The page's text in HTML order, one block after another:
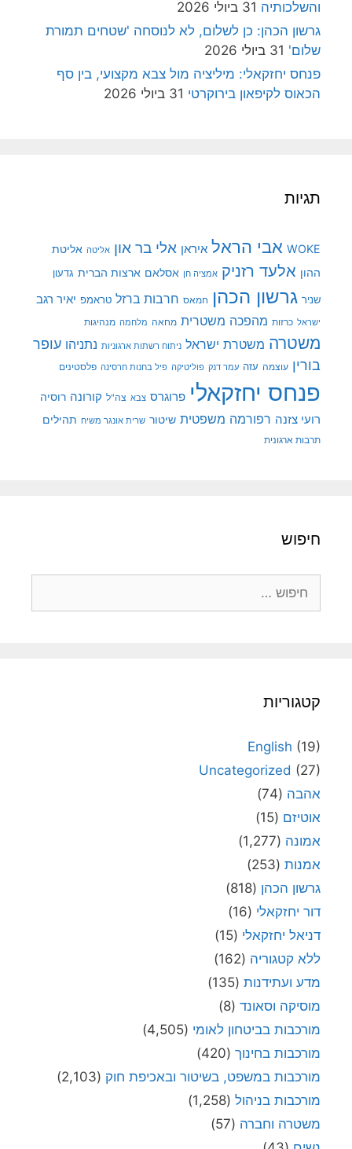
והשלכותיה 31 ביולי 2026
גרשון הכהן: כן לשלום, לא לנוסחה 'שטחים תמורת
שלום' 31 ביולי 2026
פנחס יחזקאלי: מיליציה מול צבא מקצועי, בין סף
הכאוס לקיפאון בירוקרטי 31 ביולי 2026
תגיות
WOKE אבי הראל איראן אלי בר און אליטה אליטת
ההון אלעד רזניק אמציה חן אסלאם ארצות הברית גדעון
שניר גרשון הכהן חמאס חרבות ברזל טראמפ יאיר רגב
ישראל כרזות מהפכה משטרית מחאה מלחמה מנהיגות
משטרה משטרת ישראל ניתוח רשתות ארגוניות נתניהו עופר
בורין עוצמה עזה עמר דנק פוליטיקה פיל בחנות חרסינה פלסטינים
פנחס יחזקאלי פרוגרס צבא צה"ל קורונה רוסיה
רועי צזנה רפורמה משפטית שיטור שרית אונגר משיח תהילים
תרבות ארגונית
חיפוש
קטגוריות
English (19)
Uncategorized (27)
אהבה (74)
אוטיזם (15)
אמונה (1,277)
אמנות (253)
גרשון הכהן (818)
דור יחזקאלי (16)
דניאל יחזקאלי (15)
ללא קטגוריה (162)
מדע ועתידנות (135)
מוסיקה וסאונד (8)
מורכבות בביטחון לאומי (4,505)
מורכבות בחינוך (420)
מורכבות במשפט, בשיטור ובאכיפת חוק (2,103)
מורכבות בניהול (1,258)
משטרה וחברה (57)